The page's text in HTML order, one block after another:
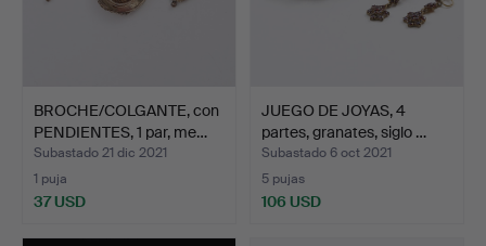
BROCHE/COLGANTE, con
PENDIENTES, 1 par, me…
Subastado 21 dic 2021
1 puja
37 USD
JUEGO DE JOYAS, 4
partes, granates, siglo …
Subastado 6 oct 2021
5 pujas
106 USD